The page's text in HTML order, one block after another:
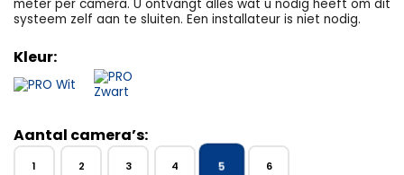
meter per camera. U ontvangt alles wat u nodig heeft om dit
systeem zelf aan te sluiten. Een installateur is niet nodig.
Kleur:
Aantal camera’s:
1 2 3 4 5 6